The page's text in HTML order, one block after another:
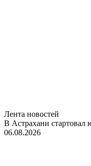
Лента новостей
В Астрахани
06.08.2026